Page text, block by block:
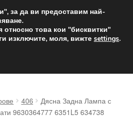
от 12 лв.
по целия свят
406
Дясна Задна Лампа с
9630364777 6351L5 634738
за да ви предоставим най-
това кои "бисквитки"
изключите, моля, вижте settings.